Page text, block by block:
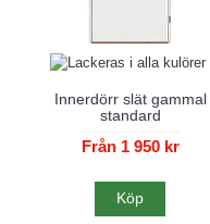
Innerdörr slät gammal
standard
Från 1 950 kr
Köp